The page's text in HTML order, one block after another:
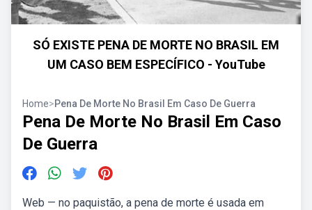
SÓ EXISTE PENA DE MORTE NO BRASIL EM
UM CASO BEM ESPECÍFICO - YouTube
Home>Pena De Morte No Brasil Em Caso De Guerra
Pena De Morte No Brasil Em Caso
De Guerra
Web — no paquistão, a pena de morte é usada em